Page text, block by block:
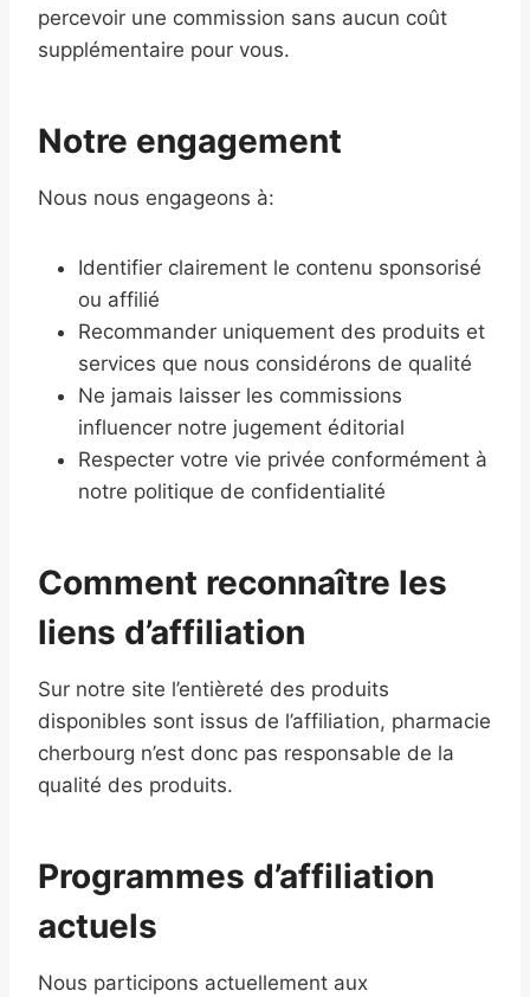
percevoir une commission sans aucun coût
supplémentaire pour vous.
Notre engagement
Nous nous engageons à:
Identifier clairement le contenu sponsorisé
ou affilié
Recommander uniquement des produits et
services que nous considérons de qualité
Ne jamais laisser les commissions
influencer notre jugement éditorial
Respecter votre vie privée conformément à
notre politique de confidentialité
Comment reconnaître les
liens d’affiliation
Sur notre site l’entièreté des produits
disponibles sont issus de l’affiliation, pharmacie
cherbourg n’est donc pas responsable de la
qualité des produits.
Programmes d’affiliation
actuels
Nous participons actuellement aux